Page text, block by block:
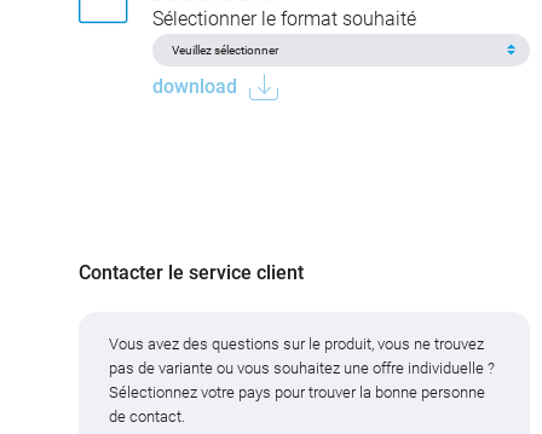
Sélectionner le format souhaité
download
Contacter le service client
Vous avez des questions sur le produit, vous ne trouvez
pas de variante ou vous souhaitez une offre individuelle ?
Sélectionnez votre pays pour trouver la bonne personne
de contact.